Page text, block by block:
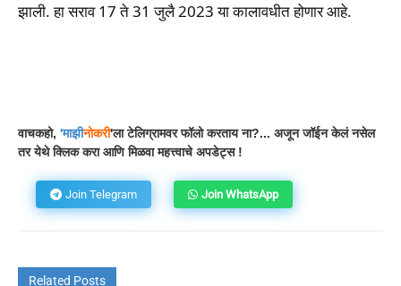
झाली. हा सराव 17 ते 31 जुलै 2023 या कालावधीत होणार आहे.
वाचकहो, 'माझीनोकरी'ला टेलिग्रामवर फॉलो करताय ना?... अजून जॉईन केलं नसेल
तर येथे क्लिक करा आणि मिळवा महत्त्वाचे अपडेट्स !
Join Telegram Join WhatsApp
Related Posts